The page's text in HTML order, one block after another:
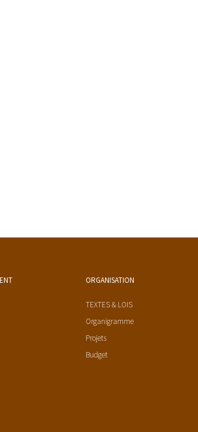
ORGANISATION
TEXTES & LOIS
Organigramme
Projets
Budget